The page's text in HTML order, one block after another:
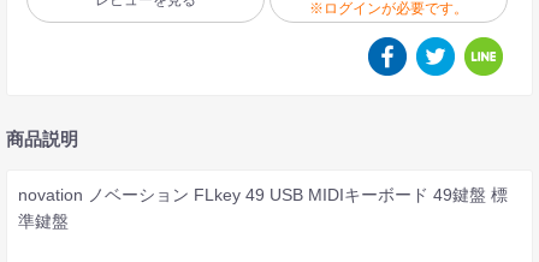
※ログインが必要です。
商品説明
novation ノベーション FLkey 49 USB MIDIキーボード 49鍵盤 標
準鍵盤